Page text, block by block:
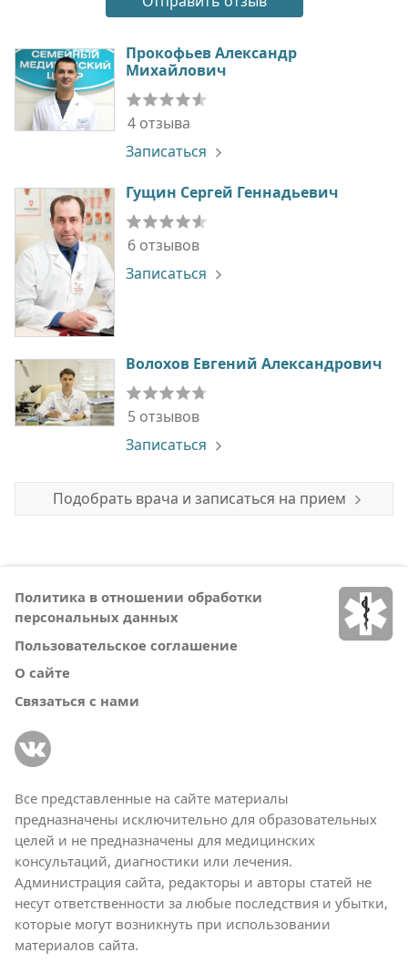
Прокофьев Александр
Михайлович
4 отзыва
Записаться
Гущин Сергей Геннадьевич
6 отзывов
Записаться
Волохов Евгений Александрович
5 отзывов
Записаться
Подобрать врача и записаться на прием
Политика в отношении обработки
персональных данных
Пользовательское соглашение
О сайте
Связаться с нами
Все представленные на сайте материалы
предназначены исключительно для образовательных
целей и не предназначены для медицинских
консультаций, диагностики или лечения.
Администрация сайта, редакторы и авторы статей не
несут ответственности за любые последствия и убытки,
которые могут возникнуть при использовании
материалов сайта.